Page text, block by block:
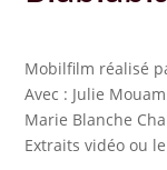
Mobilfilm réalisé
Avec : Julie
Marie Blanche
Extraits vidéo ou